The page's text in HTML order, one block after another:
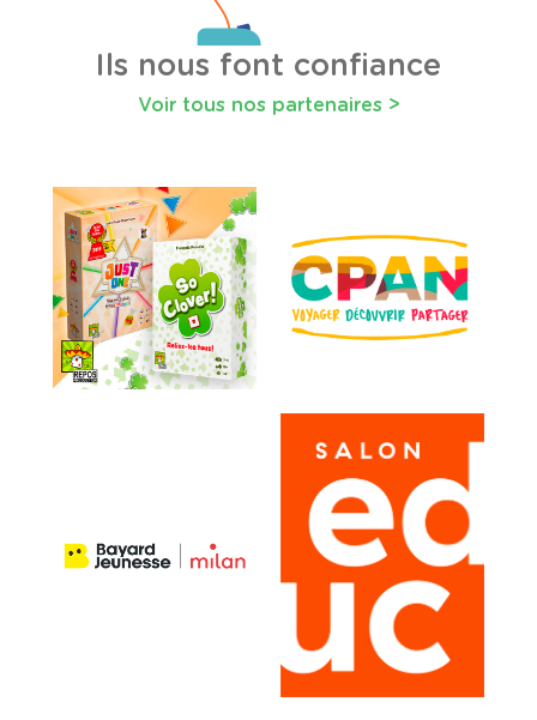
Ils nous font confiance
Voir tous nos partenaires >